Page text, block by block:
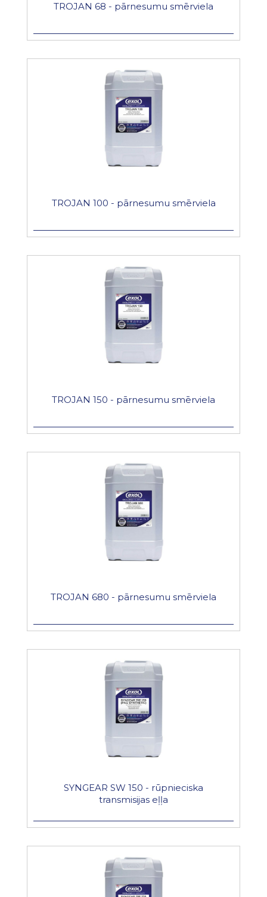
TROJAN 68 - pārnesumu smērviela
TROJAN 100 - pārnesumu smērviela
TROJAN 150 - pārnesumu smērviela
TROJAN 680 - pārnesumu smērviela
SYNGEAR SW 150 - rūpnieciska
transmisijas eļļa